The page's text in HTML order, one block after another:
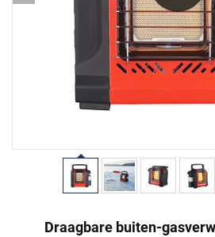
Draagbare buiten-